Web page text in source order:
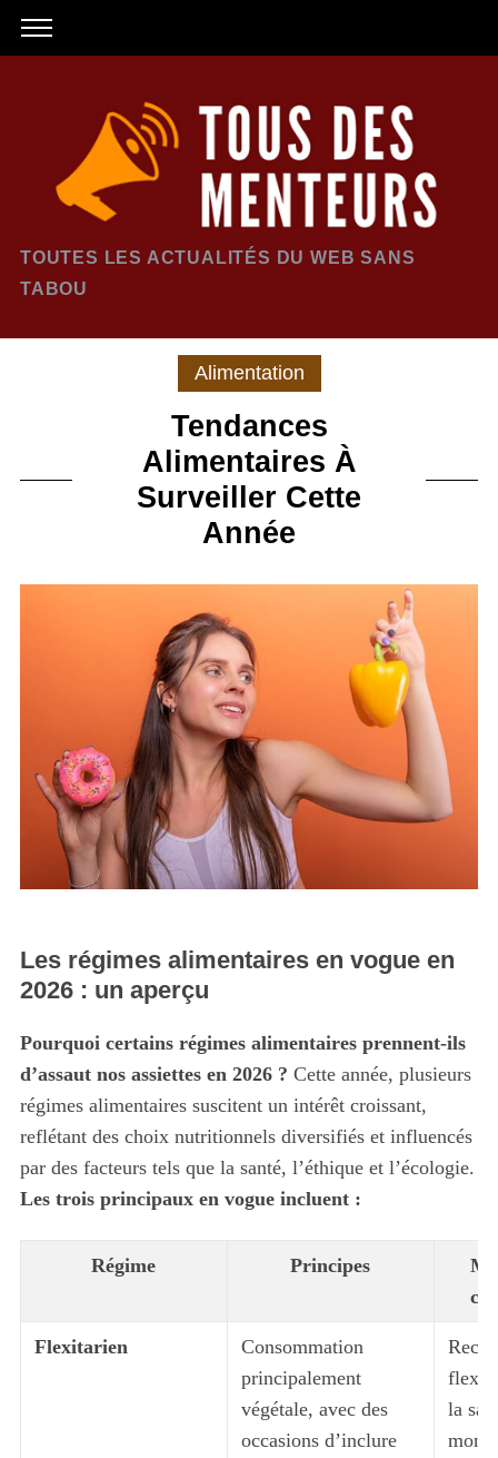
TOUTES LES ACTUALITÉS DU WEB SANS
TABOU
Alimentation
Tendances
Alimentaires À
Surveiller Cette
Année
Les régimes alimentaires en vogue en
2026 : un aperçu
Pourquoi certains régimes alimentaires prennent-ils
d’assaut nos assiettes en 2026 ? Cette année, plusieurs
régimes alimentaires suscitent un intérêt croissant,
reflétant des choix nutritionnels diversifiés et influencés
par des facteurs tels que la santé, l’éthique et l’écologie.
Les trois principaux en vogue incluent :
Régime Principes
Flexitarien
Consommation
principalement
végétale, avec des
occasions d’inclure
la